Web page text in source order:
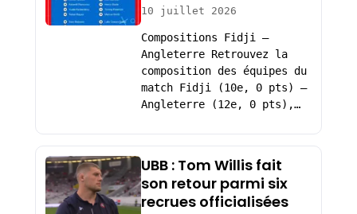
10 juillet 2026
Compositions Fidji –
Angleterre Retrouvez la
composition des équipes du
match Fidji (10e, 0 pts) –
Angleterre (12e, 0 pts),…
UBB : Tom Willis fait
son retour parmi six
recrues officialisées